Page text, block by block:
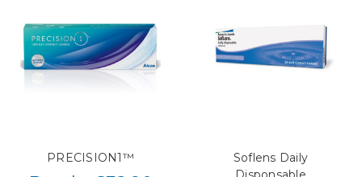
PRECISION1™
Soflens Daily